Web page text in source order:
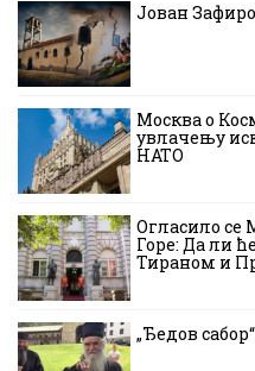
Јован
Москва о
увлачењу
НАТО
Огласило се
Горе: Да ли
Тираном и
„Ђедов